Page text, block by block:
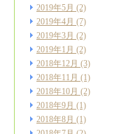
2019年5月 (2)
2019年4月 (7)
2019年3月 (2)
2019年1月 (2)
2018年12月 (3)
2018年11月 (1)
2018年10月 (2)
2018年9月 (1)
2018年8月 (1)